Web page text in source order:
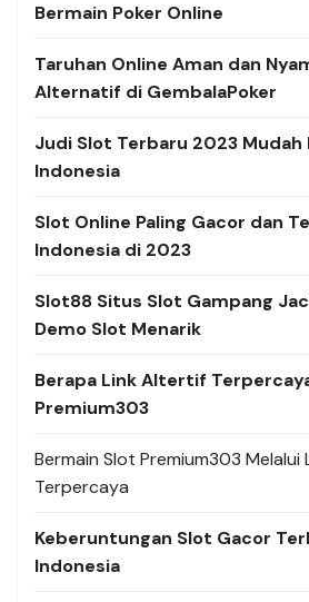
Bermain Poker Online
Taruhan Online Aman dan
Alternatif di GembalaPoker
Judi Slot Terbaru 2023 Mudah
Indonesia
Slot Online Paling Gacor dan
Indonesia di 2023
Slot88 Situs Slot Gampang
Demo Slot Menarik
Berapa Link Altertif
Premium303
Bermain Slot Premium303
Terpercaya
Keberuntungan Slot Gacor
Indonesia